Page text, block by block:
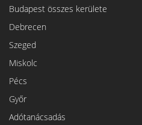
Budapest összes kerülete
Debrecen
Szeged
Miskolc
Pécs
Győr
Adótanácsadás